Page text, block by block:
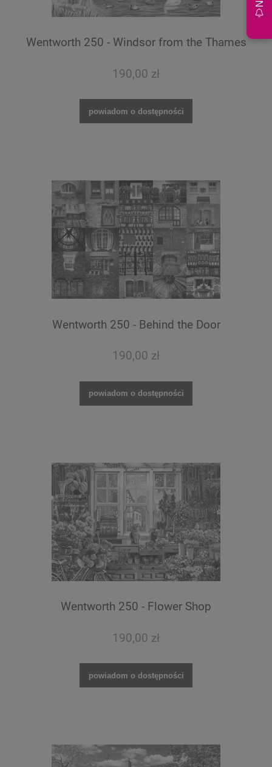
Wentworth 250 - Windsor from the Thames
190,00 zł
powiadom o dostępności
Wentworth 250 - Behind the Door
190,00 zł
powiadom o dostępności
Wentworth 250 - Flower Shop
190,00 zł
powiadom o dostępności